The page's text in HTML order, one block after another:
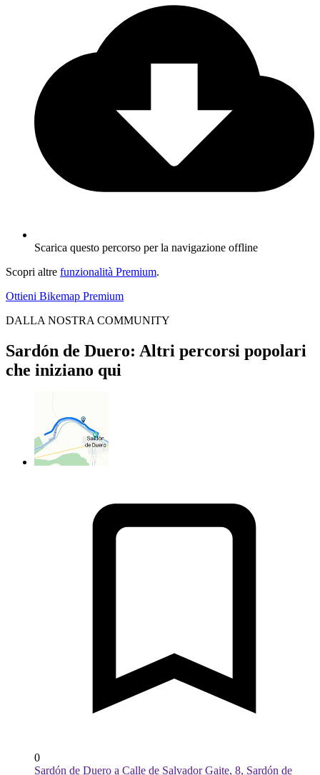
Scarica questo percorso per la navigazione offline
Scopri altre funzionalità Premium.
Ottieni Bikemap Premium
DALLA NOSTRA COMMUNITY
Sardón de Duero: Altri percorsi popolari
che iniziano qui
0
Sardón de Duero a Calle de Salvador Gaite, 8, Sardón de